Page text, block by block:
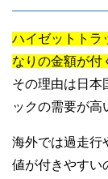
ハイゼットトラ
なりの金額が付
その理由は日本
ックの需要が高
海外では過走行
値が付きやすい